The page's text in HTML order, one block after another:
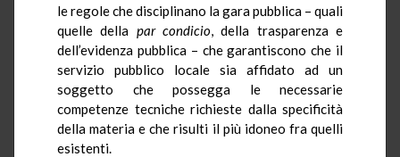
le regole che disciplinano la gara pubblica – quali
quelle della par condicio, della trasparenza e
dell’evidenza pubblica – che garantiscono che il
servizio pubblico locale sia affidato ad un
soggetto che possegga le necessarie
competenze tecniche richieste dalla specificità
della materia e che risulti il più idoneo fra quelli
esistenti.